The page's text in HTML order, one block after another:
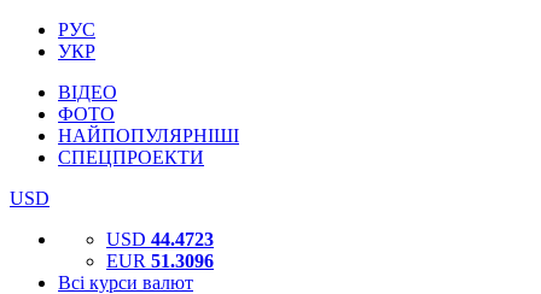
РУС
УКР
ВІДЕО
ФОТО
НАЙПОПУЛЯРНІШІ
СПЕЦПРОЕКТИ
USD
USD 44.4723
EUR 51.3096
Всі курси валют